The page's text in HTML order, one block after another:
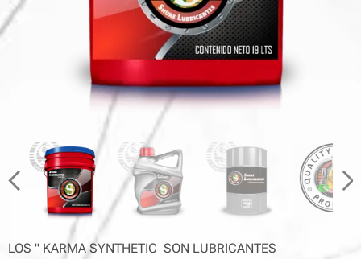
LOS " KARMA SYNTHETIC SON LUBRICANTES